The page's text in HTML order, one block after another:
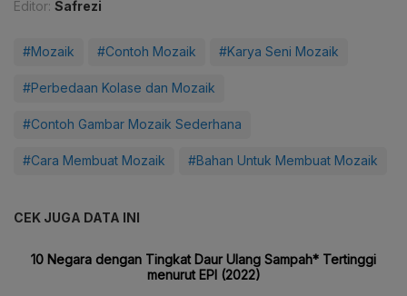
Editor: Safrezi
#Mozaik #Contoh Mozaik #Karya Seni Mozaik
#Perbedaan Kolase dan Mozaik
#Contoh Gambar Mozaik Sederhana
#Cara Membuat Mozaik #Bahan Untuk Membuat Mozaik
CEK JUGA DATA INI